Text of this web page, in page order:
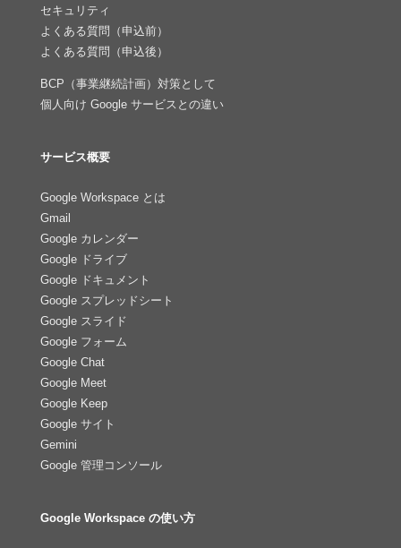
セキュリティ
よくある質問（申込前）
よくある質問（申込後）
BCP（事業継続計画）対策として
個人向け Google サービスとの違い
サービス概要
Google Workspace とは
Gmail
Google カレンダー
Google ドライブ
Google ドキュメント
Google スプレッドシート
Google スライド
Google フォーム
Google Chat
Google Meet
Google Keep
Google サイト
Gemini
Google 管理コンソール
Google Workspace の使い方